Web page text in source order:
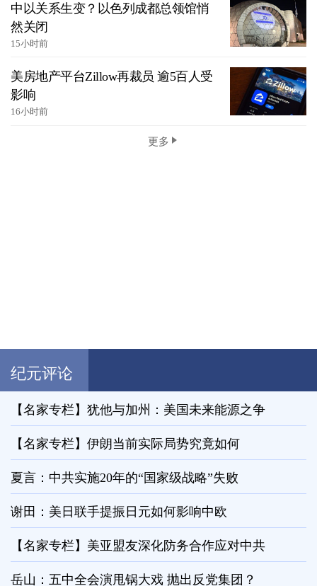
中以关系生变？以色列成都总领馆悄
然关闭
15小时前
美房地产平台Zillow再裁员 逾5百人受
影响
16小时前
更多
纪元评论
【名家专栏】犹他与加州：美国未来能源之争
【名家专栏】伊朗当前实际局势究竟如何
夏言：中共实施20年的“国家级战略”失败
谢田：美日联手提振日元如何影响中欧
【名家专栏】美亚盟友深化防务合作应对中共
岳山：五中全会演甩锅大戏 抛出反党集团？